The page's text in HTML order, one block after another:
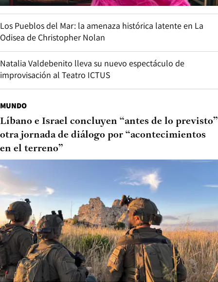
Los Pueblos del Mar: la amenaza histórica latente en La
Odisea de Christopher Nolan
Natalia Valdebenito lleva su nuevo espectáculo de
improvisación al Teatro ICTUS
MUNDO
Líbano e Israel concluyen “antes de lo previsto”
otra jornada de diálogo por “acontecimientos
en el terreno”